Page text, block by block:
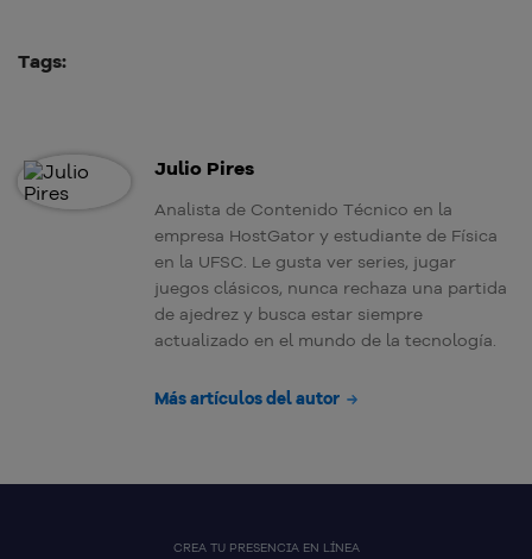
Tags:
Julio Pires
Analista de Contenido Técnico en la
empresa HostGator y estudiante de Física
en la UFSC. Le gusta ver series, jugar
juegos clásicos, nunca rechaza una partida
de ajedrez y busca estar siempre
actualizado en el mundo de la tecnología.
Más artículos del autor
CREA TU PRESENCIA EN LÍNEA